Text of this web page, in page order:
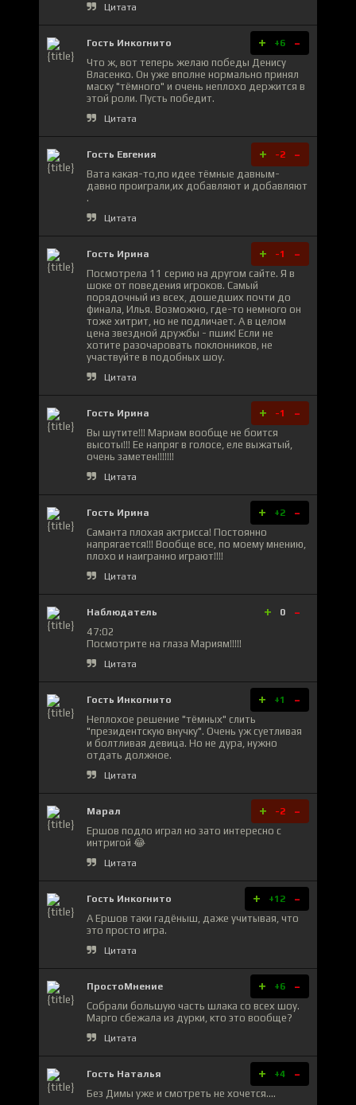
Цитата
Гость Инкогнито + +6 -
Что ж, вот теперь желаю победы Денису
Власенко. Он уже вполне нормально принял
маску "тёмного" и очень неплохо держится в
этой роли. Пусть победит.
Цитата
Гость Евгения + -2 -
Вата какая-то,по идее тёмные давным-
давно проиграли,их добавляют и добавляют
.
Цитата
Гость Ирина + -1 -
Посмотрела 11 серию на другом сайте. Я в
шоке от поведения игроков. Самый
порядочный из всех, дошедших почти до
финала, Илья. Возможно, где-то немного он
тоже хитрит, но не подличает. А в целом
цена звездной дружбы - пшик! Если не
хотите разочаровать поклонников, не
участвуйте в подобных шоу.
Цитата
Гость Ирина + -1 -
Вы шутите!!! Мариам вообще не боится
высоты!!! Ее напряг в голосе, еле выжатый,
очень заметен!!!!!!!
Цитата
Гость Ирина + +2 -
Саманта плохая актрисса! Постоянно
напрягается!!! Вообще все, по моему мнению,
плохо и наигранно играют!!!!
Цитата
Наблюдатель + 0 -
47:02
Посмотрите на глаза Мариям!!!!!
Цитата
Гость Инкогнито + +1 -
Неплохое решение "тёмных" слить
"президентскую внучку". Очень уж суетливая
и болтливая девица. Но не дура, нужно
отдать должное.
Цитата
Марал + -2 -
Ершов подло играл но зато интересно с
интригой 😂
Цитата
Гость Инкогнито + +12 -
А Ершов таки гадёныш, даже учитывая, что
это просто игра.
Цитата
ПростоМнение + +6 -
Собрали большую часть шлака со всех шоу.
Марго сбежала из дурки, кто это вообще?
Цитата
Гость Наталья + +4 -
Без Димы уже и смотреть не хочется....